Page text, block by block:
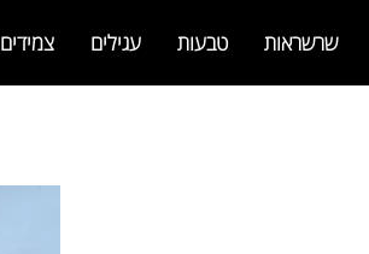
שרשראות טבעות עגילים צמידים